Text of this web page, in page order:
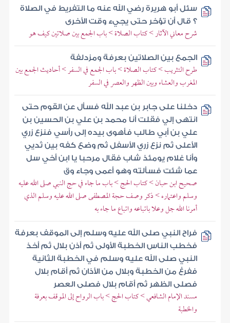
سئل أبو هريرة رضي الله عنه ما التفريط في الصلاة
؟ قال أن تؤخر حتى يجيء وقت الأخرى
شرح معاني الآثار > كتاب الصلاة > باب الجمع بين صلاتين كيف هو
الجمع بين الصلاتين بعرفة ومزدلفة
طرح التثريب > كتاب الصلاة > باب الجمع في السفر > أحاديث الجمع بين
المغرب والعشاء وبين الظهر والعصر في السفر
دخلنا على جابر بن عبد الله فسأل عن القوم حتى
انتهى إلي فقلت أنا محمد بن علي بن الحسين بن
علي بن أبي طالب فأهوى بيده إلى رأسي فنزع زري
الأعلى ثم نزع زري الأسفل ثم وضع كفه بين ثديي
وأنا غلام يومئذ شاب فقال مرحبا يا ابن أخي سل
عما شئت فسألته وهو أعمى وجاء وق
صحيح ابن حبان > كتاب الحج > باب ما جاء في حج النبي صلى الله عليه
وسلم واعتماره > ذكر وصف حجة المصطفى صلى الله عليه وسلم الذي
أمرنا الله جل وعلا باتباعه واتباع ما جاء به
فراح النبي صلى الله عليه وسلم إلى الموقف بعرفة
فخطب الناس الخطبة الأولى ثم أذن بلال ثم أخذ
النبي صلى الله عليه وسلم في الخطبة الثانية
ففرغ من الخطبة وبلال من الأذان ثم أقام بلال
فصلى الظهر ثم أقام بلال فصلى العصر
مسند الإمام الشافعي > كتاب الحج > باب الرواح إلى الموقف بعرفة
والخطبة